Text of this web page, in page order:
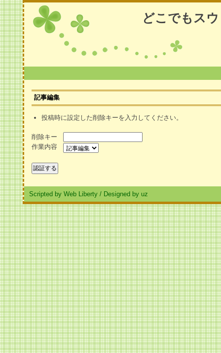
どこでもス
記事編集
投稿時に設定した削除キーを入力してください。
削除キー
作業内容
Scripted by Web Liberty / Designed by uz